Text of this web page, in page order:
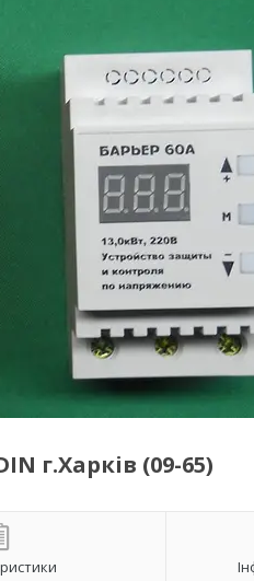
г.Харків (09-65)